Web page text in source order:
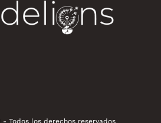
- Todos los derechos reservados